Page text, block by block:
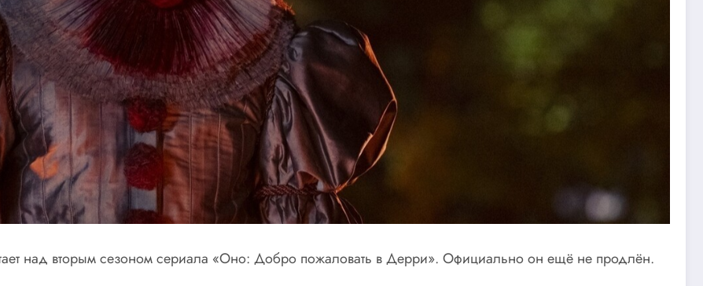
над вторым сезоном сериала «Оно: Добро пожаловать в Дерри». Официально он ещё не продлён.